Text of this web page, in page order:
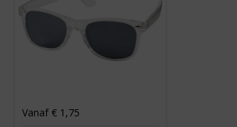
Vanaf € 1,75